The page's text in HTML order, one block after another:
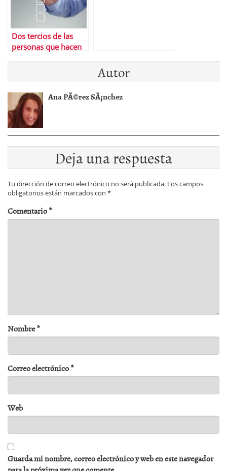
Dos tercios de las
personas que hacen
Autor
Ana PÃ©rez SÃ¡nchez
Deja una respuesta
Tu dirección de correo electrónico no será publicada. Los campos
obligatorios están marcados con *
Comentario*
Nombre*
Correo electrónico*
Web
Guarda mi nombre, correo electrónico y web en este navegador